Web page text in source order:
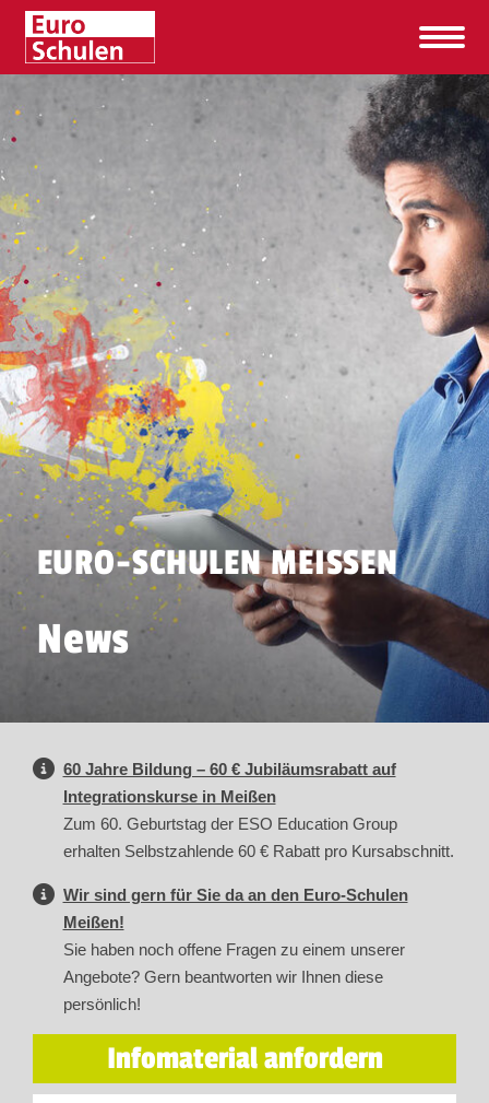
EURO-SCHULEN MEISSEN
News
60 Jahre Bildung – 60 € Jubiläumsrabatt auf
Integrationskurse in Meißen
Zum 60. Geburtstag der ESO Education Group
erhalten Selbstzahlende 60 € Rabatt pro Kursabschnitt.
Wir sind gern für Sie da an den Euro-Schulen
Meißen!
Sie haben noch offene Fragen zu einem unserer
Angebote? Gern beantworten wir Ihnen diese
persönlich!
Infomaterial anfordern